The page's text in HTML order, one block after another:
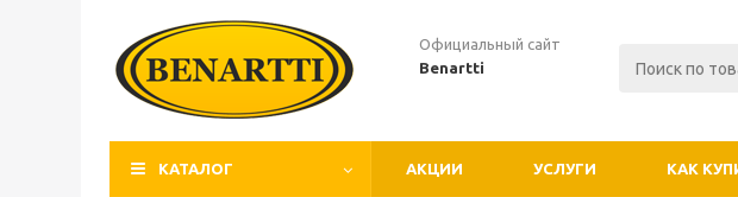
Официальный сайт
Benartti
КАТАЛОГ АКЦИИ УСЛУГИ КАК